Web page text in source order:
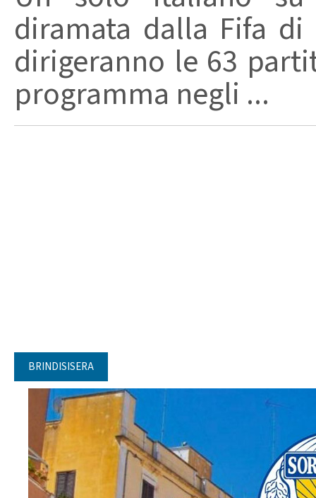
diramata dalla Fifa
dirigeranno le 63
programma negli ...
BRINDISISERA